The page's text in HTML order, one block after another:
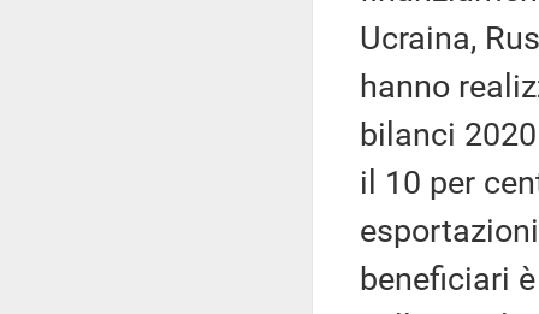
Ucraina,
hanno
bilanci
il 10 per
beneficiari